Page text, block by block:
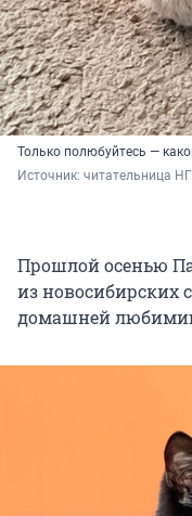
Только полюбуйтесь —
Источник: читательница
Прошлой осенью
из новосибирских
домашней